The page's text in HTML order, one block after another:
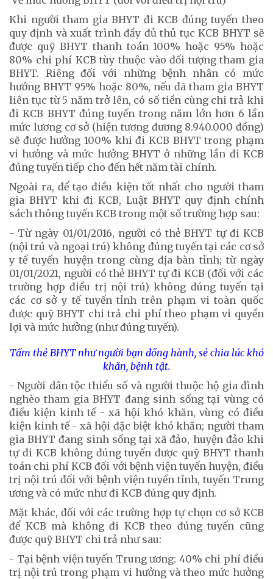
Khi người tham gia BHYT đi KCB đúng tuyến theo
quy định và xuất trình đầy đủ thủ tục KCB BHYT sẽ
được quỹ BHYT thanh toán 100% hoặc 95% hoặc
80% chi phí KCB tùy thuộc vào đối tượng tham gia
BHYT. Riêng đối với những bệnh nhân có mức
hưởng BHYT 95% hoặc 80%, nếu đã tham gia BHYT
liên tục từ 5 năm trở lên, có số tiền cùng chi trả khi
đi KCB BHYT đúng tuyến trong năm lớn hơn 6 lần
mức lương cơ sở (hiện tương đương 8.940.000 đồng)
sẽ được hưởng 100% khi đi KCB BHYT trong phạm
vi hưởng và mức hưởng BHYT ở những lần đi KCB
đúng tuyến tiếp cho đến hết năm tài chính.
Ngoài ra, để tạo điều kiện tốt nhất cho người tham
gia BHYT khi đi KCB, Luật BHYT quy định chính
sách thông tuyến KCB trong một số trường hợp sau:
- Từ ngày 01/01/2016, người có thẻ BHYT tự đi KCB
(nội trú và ngoại trú) không đúng tuyến tại các cơ sở
y tế tuyến huyện trong cùng địa bàn tỉnh; từ ngày
01/01/2021, người có thẻ BHYT tự đi KCB (đối với các
trường hợp điều trị nội trú) không đúng tuyến tại
các cơ sở y tế tuyến tỉnh trên phạm vi toàn quốc
được quỹ BHYT chi trả chi phí theo phạm vi quyền
lợi và mức hưởng (như đúng tuyến).
Tấm thẻ BHYT như người bạn đồng hành, sẻ chia lúc khó
khăn, bệnh tật.
- Người dân tộc thiểu số và người thuộc hộ gia đình
nghèo tham gia BHYT đang sinh sống tại vùng có
điều kiện kinh tế - xã hội khó khăn, vùng có điều
kiện kinh tế - xã hội đặc biệt khó khăn; người tham
gia BHYT đang sinh sống tại xã đảo, huyện đảo khi
tự đi KCB không đúng tuyến được quỹ BHYT thanh
toán chi phí KCB đối với bệnh viện tuyến huyện, điều
trị nội trú đối với bệnh viện tuyến tỉnh, tuyến Trung
ương và có mức như đi KCB đúng quy định.
Mặt khác, đối với các trường hợp tự chọn cơ sở KCB
để KCB mà không đi KCB theo đúng tuyến cũng
được quỹ BHYT chi trả như sau:
- Tại bệnh viện tuyến Trung ương: 40% chi phí điều
trị nội trú trong phạm vi hưởng và theo mức hưởng